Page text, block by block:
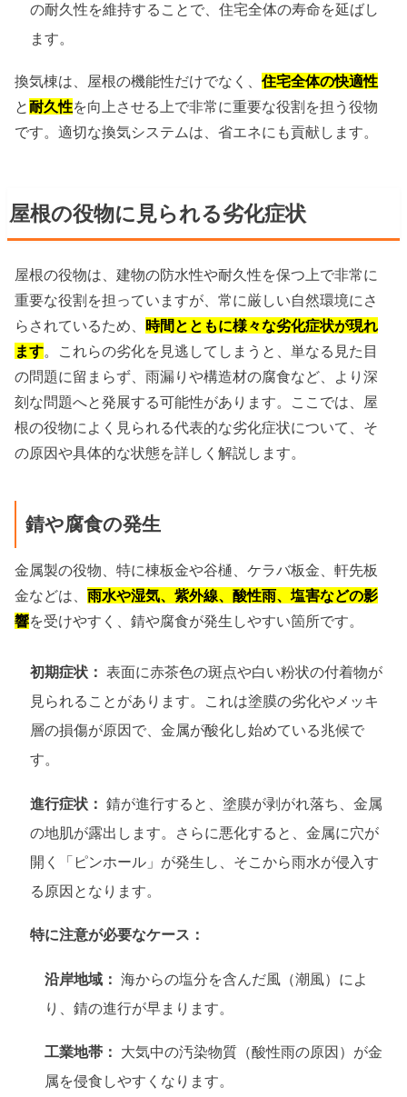
の耐久性を維持することで、住宅全体の寿命を延ばし
ます。
換気棟は、屋根の機能性だけでなく、住宅全体の快適性
と耐久性を向上させる上で非常に重要な役割を担う役物
です。適切な換気システムは、省エネにも貢献します。
屋根の役物に見られる劣化症状
屋根の役物は、建物の防水性や耐久性を保つ上で非常に
重要な役割を担っていますが、常に厳しい自然環境にさ
らされているため、 時間とともに様々な劣化症状が現れ
ます。これらの劣化を見逃してしまうと、単なる見た目
の問題に留まらず、雨漏りや構造材の腐食など、より深
刻な問題へと発展する可能性があります。ここでは、屋
根の役物によく見られる代表的な劣化症状について、そ
の原因や具体的な状態を詳しく解説します。
錆や腐食の発生
金属製の役物、特に棟板金や谷樋、ケラバ板金、軒先板
金などは、雨水や湿気、紫外線、酸性雨、塩害などの影
響を受けやすく、錆や腐食が発生しやすい箇所です。
初期症状： 表面に赤茶色の斑点や白い粉状の付着物が
見られることがあります。これは塗膜の劣化やメッキ
層の損傷が原因で、金属が酸化し始めている兆候で
す。
進行症状： 錆が進行すると、塗膜が剥がれ落ち、金属
の地肌が露出します。さらに悪化すると、金属に穴が
開く「ピンホール」が発生し、そこから雨水が侵入す
る原因となります。
特に注意が必要なケース：
沿岸地域： 海からの塩分を含んだ風（潮風）によ
り、錆の進行が早まります。
工業地帯：
大気中の汚染物質（酸性雨の原因）が金
属を侵食しやすくなります。